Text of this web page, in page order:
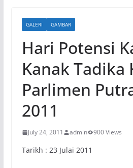
GALERI GAMBAR
Hari Potensi
Kanak Tadika
Parlimen
2011
July 24, 2011 admin 900 Views
Tarikh : 23 Julai 2011